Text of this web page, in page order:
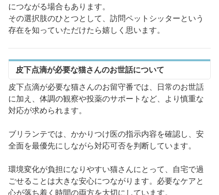
につながる場合もあります。
その選択肢のひとつとして、訪問ペットシッターという
存在を知っていただけたら嬉しく思います。
皮下点滴が必要な猫さんのお世話について
皮下点滴が必要な猫さんのお留守番では、日常のお世話
に加え、体調の観察や投薬のサポートなど、より慎重な
対応が求められます。
ブリランテでは、かかりつけ医の指示内容を確認し、安
全面を最優先にしながら対応可否を判断しています。
環境変化が負担になりやすい猫さんにとって、自宅で過
ごせることは大きな安心につながります。必要なケアと
心が落ち着く時間の両方を大切にしています。